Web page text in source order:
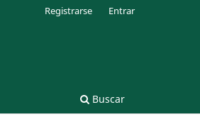
Buscar
Registrarse Entrar